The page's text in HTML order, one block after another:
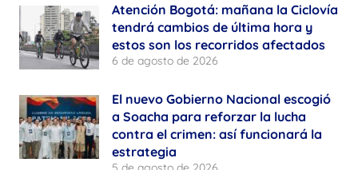
Atención Bogotá: mañana la Ciclovía
tendrá cambios de última hora y
estos son los recorridos afectados
6 de agosto de 2026
El nuevo Gobierno Nacional escogió
a Soacha para reforzar la lucha
contra el crimen: así funcionará la
estrategia